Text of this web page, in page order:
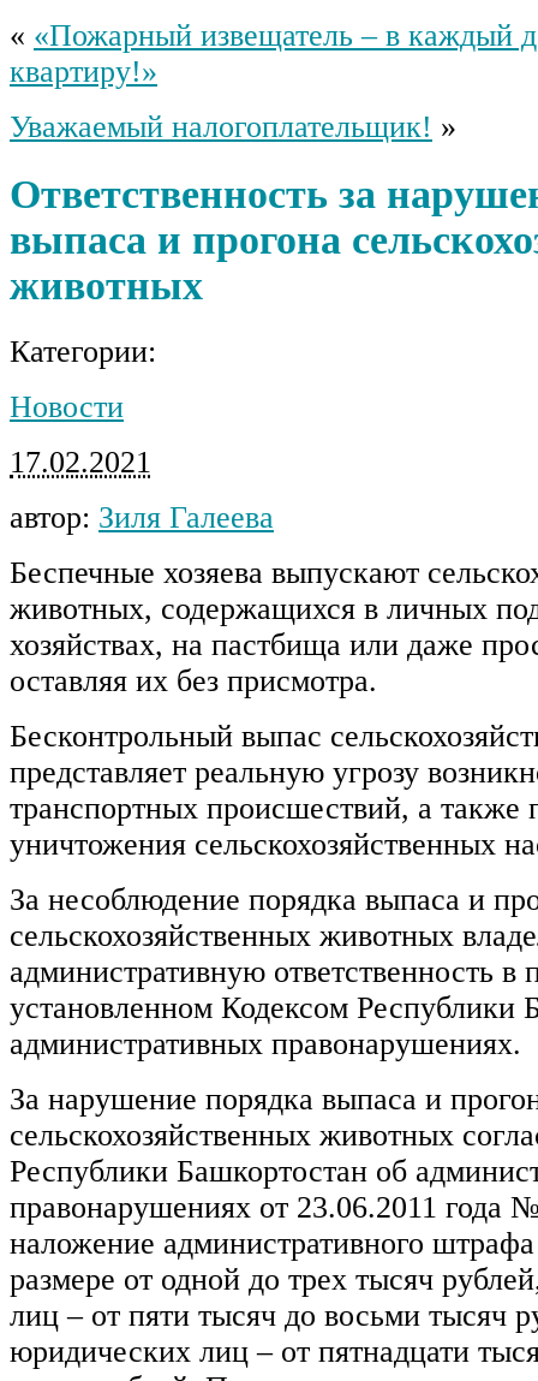
« «Пожарный извещатель – в каждый
квартиру!»
Уважаемый налогоплательщик! »
Ответственность за
выпаса и прогона
животных
Категории:
Новости
17.02.2021
автор: Зиля Галеева
Беспечные хозяева выпускают
животных, содержащихся в личных
хозяйствах, на пастбища или даже
оставляя их без присмотра.
Бесконтрольный выпас
представляет реальную угрозу
транспортных происшествий, а также
уничтожения сельскохозяйственных
За несоблюдение порядка выпаса и
сельскохозяйственных животных
административную ответственность в
установленном Кодексом Республики
административных правонарушениях.
За нарушение порядка выпаса и
сельскохозяйственных животных
Республики Башкортостан об
правонарушениях от 23.06.2011 года
наложение административного
размере от одной до трех тысяч
лиц – от пяти тысяч до восьми тысяч
юридических лиц – от пятнадцати